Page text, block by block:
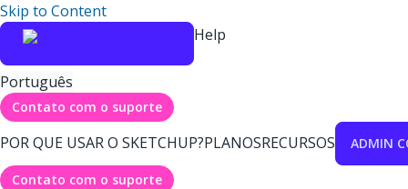
Skip to Content
Help
Português
Contato com o suporte
POR QUE USAR O SKETCHUP?PLANOSRECURSOS ADMIN
Contato com o suporte